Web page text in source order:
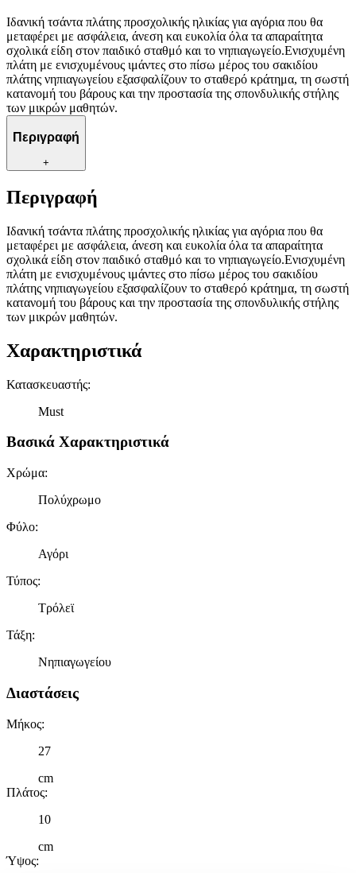
Ιδανική τσάντα πλάτης προσχολικής ηλικίας για αγόρια που θα
μεταφέρει με ασφάλεια, άνεση και ευκολία όλα τα απαραίτητα
σχολικά είδη στον παιδικό σταθμό και το νηπιαγωγείο.Ενισχυμένη
πλάτη με ενισχυμένους ιμάντες στο πίσω μέρος του σακιδίου
πλάτης νηπιαγωγείου εξασφαλίζουν το σταθερό κράτημα, τη σωστή
κατανομή του βάρους και την προστασία της σπονδυλικής στήλης
των μικρών μαθητών.
Περιγραφή
+
Περιγραφή
Ιδανική τσάντα πλάτης προσχολικής ηλικίας για αγόρια που θα
μεταφέρει με ασφάλεια, άνεση και ευκολία όλα τα απαραίτητα
σχολικά είδη στον παιδικό σταθμό και το νηπιαγωγείο.Ενισχυμένη
πλάτη με ενισχυμένους ιμάντες στο πίσω μέρος του σακιδίου
πλάτης νηπιαγωγείου εξασφαλίζουν το σταθερό κράτημα, τη σωστή
κατανομή του βάρους και την προστασία της σπονδυλικής στήλης
των μικρών μαθητών.
Χαρακτηριστικά
Κατασκευαστής:
Must
Βασικά Χαρακτηριστικά
Χρώμα:
Πολύχρωμο
Φύλο:
Αγόρι
Τύπος:
Τρόλεϊ
Τάξη:
Νηπιαγωγείου
Διαστάσεις
Μήκος:
27
cm
Πλάτος:
10
cm
Ύψος: